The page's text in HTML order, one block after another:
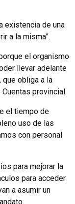
existencia de una
a la misma”.
el organismo
llevar adelante
que obliga a la
provincial.
el tiempo de
uso de las
con personal
para mejorar la
para acceder
a asumir un